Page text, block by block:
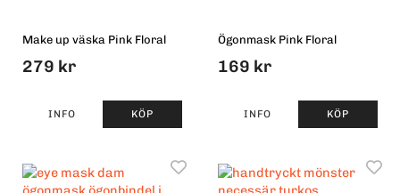
Make up väska Pink Floral
279 kr
INFO KÖP
Ögonmask Pink Floral
169 kr
INFO KÖP